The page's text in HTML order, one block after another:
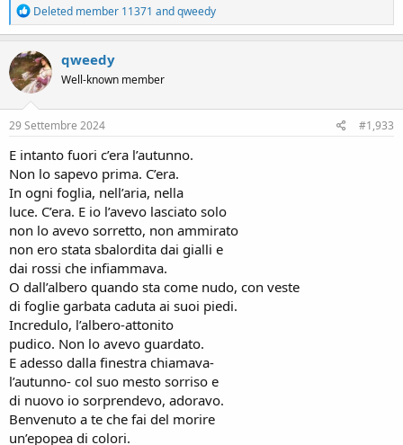
R
e
a
c
t
i
o
n
s
Deleted member 11371 andqweedy
qweedy
Well-known member
29 Settembre 2024 #1,933
E intanto fuori c’era l’autunno.
Non lo sapevo prima. C’era.
In ogni foglia, nell’aria, nella
luce. C’era. E io l’avevo lasciato solo
non lo avevo sorretto, non ammirato
non ero stata sbalordita dai gialli e
dai rossi che infiammava.
O dall’albero quando sta come nudo, con veste
di foglie garbata caduta ai suoi piedi.
Incredulo, l’albero-attonito
pudico. Non lo avevo guardato.
E adesso dalla finestra chiamava-
l’autunno- col suo mesto sorriso e
di nuovo io sorprendevo, adoravo.
Benvenuto a te che fai del morire
un’epopea di colori.